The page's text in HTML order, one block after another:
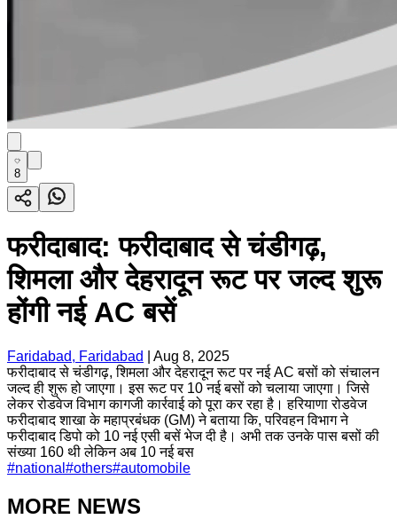
8
फरीदाबाद: फरीदाबाद से चंडीगढ़,
शिमला और देहरादून रूट पर जल्द शुरू
होंगी नई AC बसें
Faridabad, Faridabad
Aug 8, 2025
फरीदाबाद से चंडीगढ़, शिमला और देहरादून रूट पर नई AC बसों को संचालन
जल्द ही शुरू हो जाएगा। इस रूट पर 10 नई बसों को चलाया जाएगा। जिसे
लेकर रोडवेज विभाग कागजी कार्रवाई को पूरा कर रहा है। हरियाणा रोडवेज
फरीदाबाद शाखा के महाप्रबंधक (GM) ने बताया कि, परिवहन विभाग ने
फरीदाबाद डिपो को 10 नई एसी बसें भेज दी है। अभी तक उनके पास बसों की
संख्या 160 थी लेकिन अब 10 नई बस
#national #others#automobile
MORE NEWS